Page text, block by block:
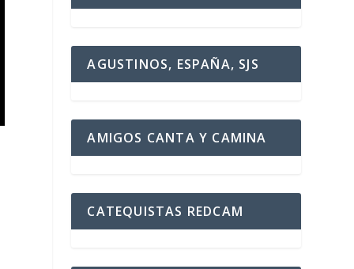
AGUSTINOS, ESPAÑA, SJS
AMIGOS CANTA Y CAMINA
CATEQUISTAS REDCAM